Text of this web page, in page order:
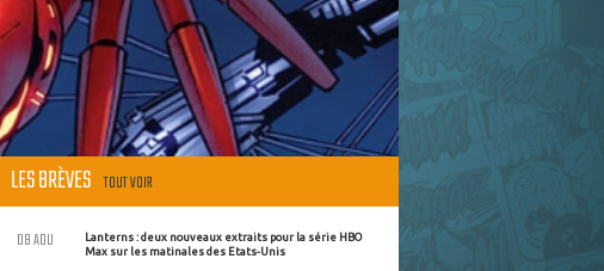
LES BRÈVES TOUT VOIR
Lanterns : deux nouveaux extraits pour la série HBO
Max sur les matinales des Etats-Unis
08 AOU